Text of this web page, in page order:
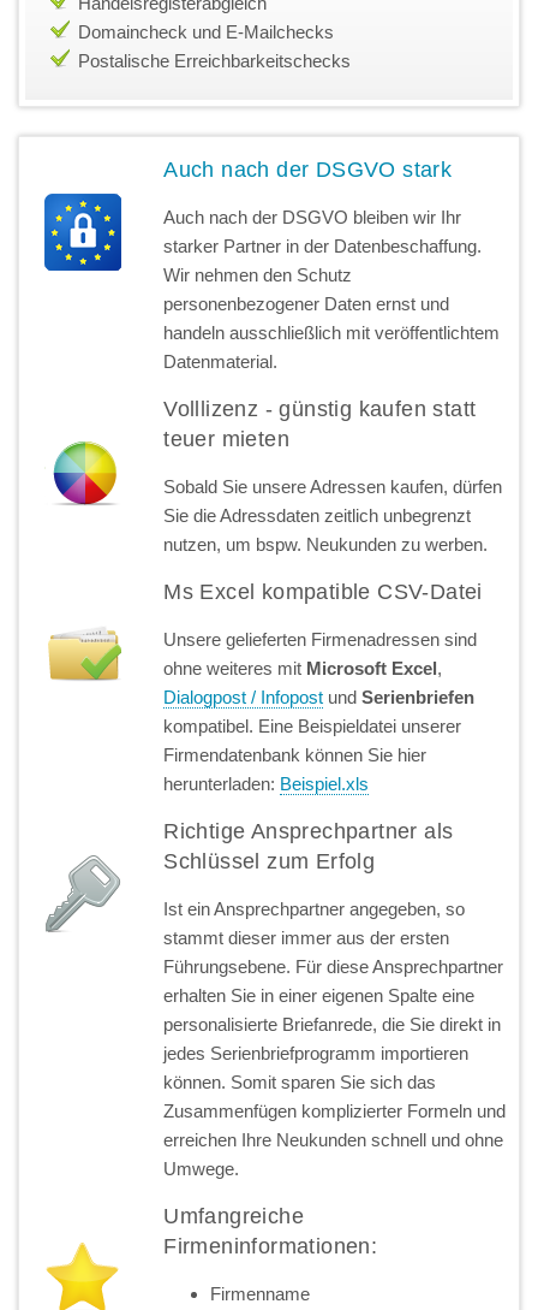
Domaincheck und E-Mailchecks
Postalische Erreichbarkeitschecks
Auch nach der DSGVO stark
Auch nach der DSGVO bleiben wir Ihr
starker Partner in der Datenbeschaffung.
Wir nehmen den Schutz
personenbezogener Daten ernst und
handeln ausschließlich mit veröffentlichtem
Datenmaterial.
Volllizenz - günstig kaufen statt
teuer mieten
Sobald Sie unsere Adressen kaufen, dürfen
Sie die Adressdaten zeitlich unbegrenzt
nutzen, um bspw. Neukunden zu werben.
Ms Excel kompatible CSV-Datei
Unsere gelieferten Firmenadressen sind
ohne weiteres mit Microsoft Excel,
Dialogpost / Infopost undSerienbriefen
kompatibel. Eine Beispieldatei unserer
Firmendatenbank können Sie hier
herunterladen: Beispiel.xls
Richtige Ansprechpartner als
Schlüssel zum Erfolg
Ist ein Ansprechpartner angegeben, so
stammt dieser immer aus der ersten
Führungsebene. Für diese Ansprechpartner
erhalten Sie in einer eigenen Spalte eine
personalisierte Briefanrede, die Sie direkt in
jedes Serienbriefprogramm importieren
können. Somit sparen Sie sich das
Zusammenfügen komplizierter Formeln und
erreichen Ihre Neukunden schnell und ohne
Umwege.
Umfangreiche
Firmeninformationen:
Firmenname